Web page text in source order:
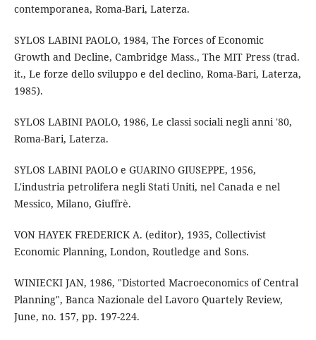
contemporanea, Roma-Bari, Laterza.
SYLOS LABINI PAOLO, 1984, The Forces of Economic
Growth and Decline, Cambridge Mass., The MIT Press (trad.
it., Le forze dello sviluppo e del declino, Roma-Bari, Laterza,
1985).
SYLOS LABINI PAOLO, 1986, Le classi sociali negli anni '80,
Roma-Bari, Laterza.
SYLOS LABINI PAOLO e GUARINO GIUSEPPE, 1956,
L'industria petrolifera negli Stati Uniti, nel Canada e nel
Messico, Milano, Giuffrè.
VON HAYEK FREDERICK A. (editor), 1935, Collectivist
Economic Planning, London, Routledge and Sons.
WINIECKI JAN, 1986, "Distorted Macroeconomics of Central
Planning", Banca Nazionale del Lavoro Quartely Review,
June, no. 157, pp. 197-224.